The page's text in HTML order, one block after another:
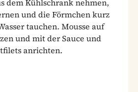
dem Kühlschrank nehmen,
und die Förmchen kurz
tauchen. Mousse auf
und mit der Sauce und
anrichten.